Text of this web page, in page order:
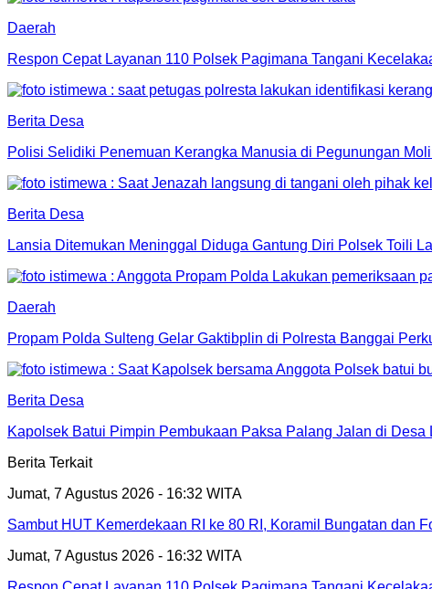
Daerah
Respon Cepat Layanan 110 Polsek Pagimana Tangani
Berita Desa
Polisi Selidiki Penemuan Kerangka Manusia di Pegunungan
Berita Desa
Lansia Ditemukan Meninggal Diduga Gantung Diri Polsek Toili
Daerah
Propam Polda Sulteng Gelar Gaktibplin di Polresta Banggai
Berita Desa
Kapolsek Batui Pimpin Pembukaan Paksa Palang Jalan di
Berita Terkait
Jumat, 7 Agustus 2026 - 16:32 WITA
Sambut HUT Kemerdekaan RI ke 80 RI, Koramil Bungatan dan
Jumat, 7 Agustus 2026 - 16:32 WITA